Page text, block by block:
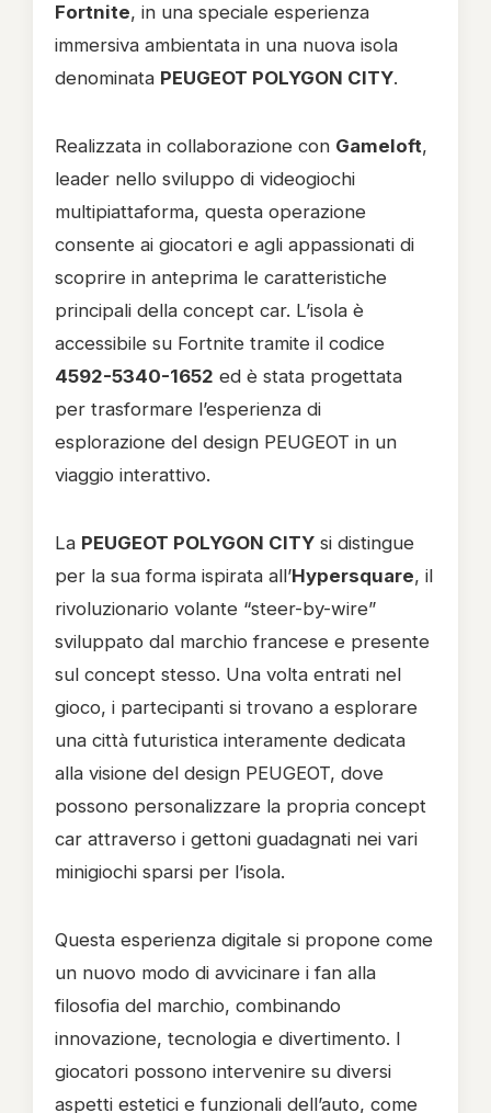
Fortnite, in una speciale esperienza
immersiva ambientata in una nuova isola
denominata PEUGEOT POLYGON CITY.
Realizzata in collaborazione con Gameloft,
leader nello sviluppo di videogiochi
multipiattaforma, questa operazione
consente ai giocatori e agli appassionati di
scoprire in anteprima le caratteristiche
principali della concept car. L’isola è
accessibile su Fortnite tramite il codice
4592-5340-1652 ed è stata progettata
per trasformare l’esperienza di
esplorazione del design PEUGEOT in un
viaggio interattivo.
La PEUGEOT POLYGON CITY si distingue
per la sua forma ispirata all’Hypersquare, il
rivoluzionario volante “steer-by-wire”
sviluppato dal marchio francese e presente
sul concept stesso. Una volta entrati nel
gioco, i partecipanti si trovano a esplorare
una città futuristica interamente dedicata
alla visione del design PEUGEOT, dove
possono personalizzare la propria concept
car attraverso i gettoni guadagnati nei vari
minigiochi sparsi per l’isola.
Questa esperienza digitale si propone come
un nuovo modo di avvicinare i fan alla
filosofia del marchio, combinando
innovazione, tecnologia e divertimento. I
giocatori possono intervenire su diversi
aspetti estetici e funzionali dell’auto, come